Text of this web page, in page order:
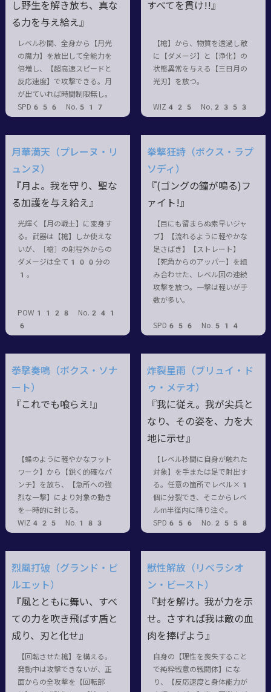
し野生を解き放ち、真な
る力を与え給え』
レベル秒間、全身から【月光
の魔力】を放出して全能力を
倍増し、【超高速スピードと
反応速度】で攻撃できる。月
が出ていれば時間制限無し。
SPD656 No.517
すべてを貫け!!』
【槍】から、物質を透過し敵
に【ダメージ】と【浄化】の
状態異常を与える【三日月の
光刃】を放つ。
WIZ425 No.2353
月華満天（プレーヌ・リ
ュンヌ）
『月よ。我を守り、聖な
る加護を与え給え』
光輝く【月の戦士】に変身す
る。武器は【槍】しか使えな
いが、［槍］の射程外からの
ダメージは全て100分の
1。
POW1128 No.241
6
拳撃狂詩（ボクス・ラプ
ソディ）
『(ゴングの鐘が鳴る)フ
ァイト!』
【目にも留まらぬ素早いジャ
ブ】【流れるように軽やかな
足さばき】【ストレート】
【死角からのアッパー】を組
み合わせた、レベル回の連続
攻撃を放つ。一撃は軽いが手
数が多い。
SPD656 No.514
拳撃奏鳴（ボクス・ソナ
ート）
『これでも喰らえ!』
【蝶のように軽やかなフット
ワーク】から【鋭く的確なパ
ンチ】を放ち、【急所への強
烈な一撃】により対象の動き
を一時的に封じる。
WIZ425 No.183
炸裂星雨（ブリュイ・ド
ゥ・メテオ）
『我に従え。我が尖兵と
なり、その姿を、力を大
地に示せ』
【レベル秒間に自身が触れた
対象】を手または足で射出す
る。任意の箇所でレベル×1
個に分裂でき、そこからレベ
ルm半径内に降り注ぐ。
SPD656 No.2558
烈風打破（グランド・ピ
ルエット）
『風とともに舞い、すべ
ての力を吹き飛ばす盾と
成り、刃と化せ』
【回転させた槍】を構える。
発動中は攻撃できないが、正
面からの全攻撃を【回転部
獣性解放（リベラシオ
ン・ビースト）
『封を解け。我が力を示
せ。さすれば我は敵の血
肉を捧げよう』
自身の【理性を喪失すること
で純粋戦意の戦闘体】にな
り、【反応速度と身体能力が